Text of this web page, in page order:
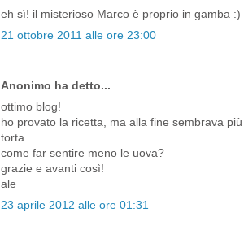
eh sì! il misterioso Marco è proprio in gamba :)
21 ottobre 2011 alle ore 23:00
Anonimo ha detto...
ottimo blog!
ho provato la ricetta, ma alla fine sembrava
torta...
come far sentire meno le uova?
grazie e avanti così!
ale
23 aprile 2012 alle ore 01:31